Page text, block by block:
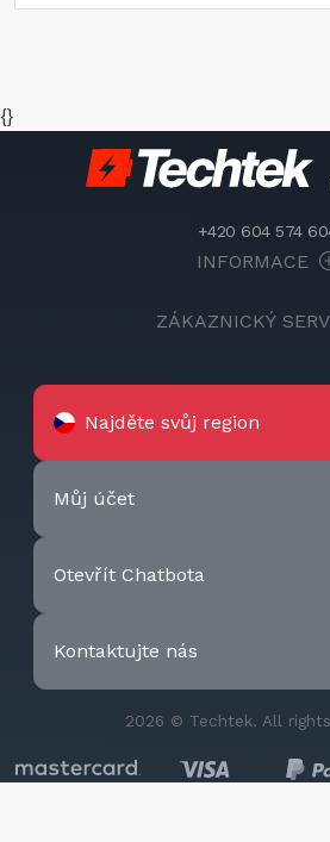
{}
+420 604 574
INFORMACE
ZÁKAZNICKÝ
Najděte svůj region
Můj účet
Otevřít Chatbota
Kontaktujte nás
2026 © Techtek. All